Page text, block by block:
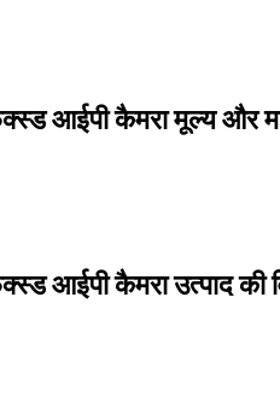
आईपी कैमरा मूल्य और
आईपी कैमरा उत्पाद की